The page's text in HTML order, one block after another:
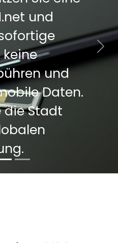
und
und
Daten.
die Stadt
Next